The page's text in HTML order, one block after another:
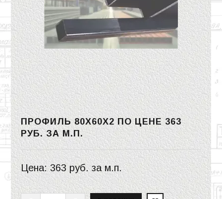
ПРОФИЛЬ 80Х60Х2 ПО ЦЕНЕ 363
РУБ.ЗА М.П.
Цена:363 руб.за м.п.